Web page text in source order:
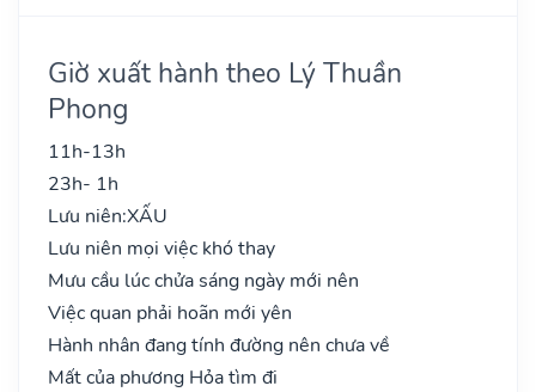
Giờ xuất hành theo Lý Thuần
Phong
11h-13h
23h- 1h
Lưu niên:XẤU
Lưu niên mọi việc khó thay
Mưu cầu lúc chửa sáng ngày mới nên
Việc quan phải hoãn mới yên
Hành nhân đang tính đường nên chưa về
Mất của phương Hỏa tìm đi